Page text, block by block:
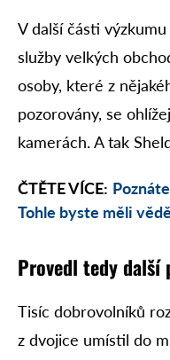
V další části
služby velkých
osoby, které z
pozorovány, se
kamerách. A tak
ČTĚTE VÍCE:
Tohle byste měli
Provedl tedy další
Tisíc dobrovolníků
z dvojice umístil do